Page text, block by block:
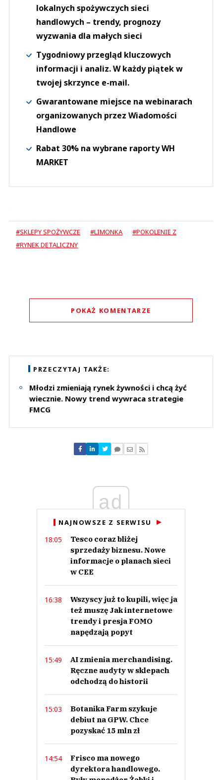
lokalnych spożywczych sieci
handlowych – trendy, prognozy
wyzwania dla małych sieci
Tygodniowy przegląd kluczowych
informacji i analiz. W każdy piątek w
twojej skrzynce e-mail.
Gwarantowane miejsce na webinarach
organizowanych przez Wiadomości
Handlowe
Rabat 30% na wybrane raporty WH
MARKET
#SKLEPY SPOŻYWCZE #LIMONKA
#POKOLENIE Z
#RYNEK DETALICZNY
PRZECZYTAJ TAKŻE:
Młodzi zmieniają rynek żywności i chcą żyć
wiecznie. Nowy trend wywraca strategie
FMCG
POKAŻ KOMENTARZE
Nie znaleziono komentarzy
Zostaw swoje komentarze
Prześlij komentarz
ad
NAJNOWSZE Z SERWISU
18:05
Tesco coraz bliżej
sprzedaży biznesu. Nowe
informacje o planach sieci
w CEE
16:38
Wszyscy już to kupili, więc ja
też muszę Jak internetowe
trendy i presja FOMO
napędzają popyt
15:49
AI zmienia merchandising.
Ręczne audyty w sklepach
odchodzą do historii
15:03
Botanika Farm szykuje
debiut na GPW. Chce
pozyskać 15 mln zł
14:54
Frisco ma nowego
dyrektora handlowego.